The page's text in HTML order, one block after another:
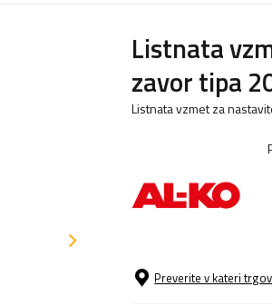
Listnata
zavor tipa
Listnata vzmet za
Preverite v kateri